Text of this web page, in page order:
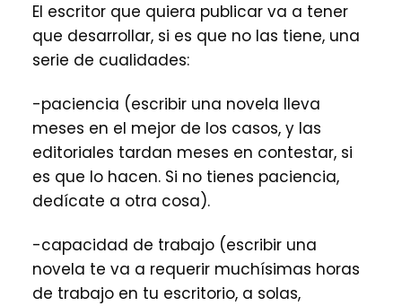
El escritor que quiera publicar va a tener
que desarrollar, si es que no las tiene, una
serie de cualidades:
-paciencia (escribir una novela lleva
meses en el mejor de los casos, y las
editoriales tardan meses en contestar, si
es que lo hacen. Si no tienes paciencia,
dedícate a otra cosa).
-capacidad de trabajo (escribir una
novela te va a requerir muchísimas horas
de trabajo en tu escritorio, a solas,